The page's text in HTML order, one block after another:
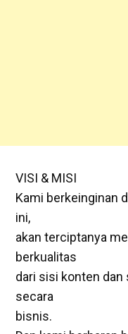
VISI & MISI
Kami berkeinginan
ini,
akan terciptanya
berkualitas
dari sisi konten dan
secara
bisnis.